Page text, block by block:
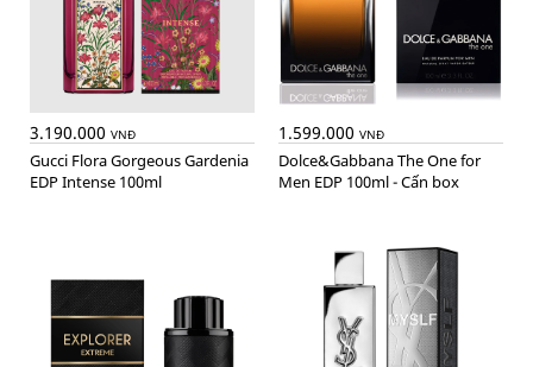
3.190.000 VNĐ
Gucci Flora Gorgeous Gardenia
EDP Intense 100ml
1.599.000 VNĐ
Dolce&Gabbana The One for
Men EDP 100ml - Cấn box